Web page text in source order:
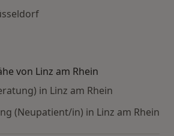
von Linz am Rhein
in Linz am Rhein
(Neupatient/in) in Linz am Rhein